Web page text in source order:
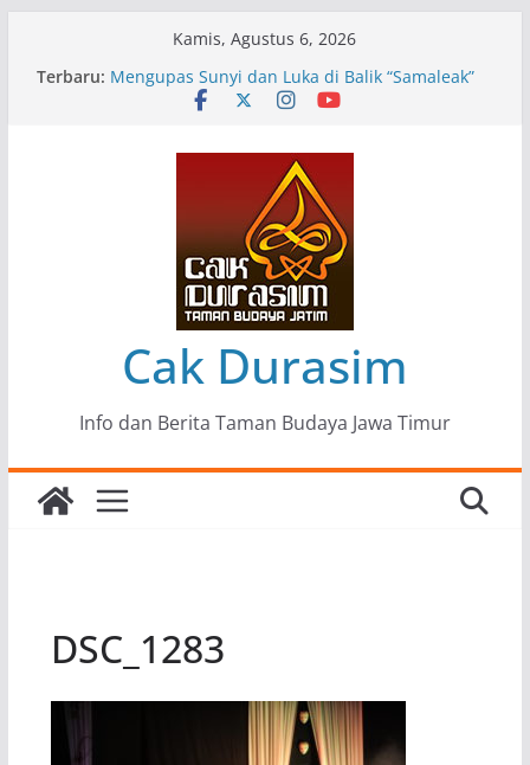
Kamis, Agustus 6, 2026
Terbaru: Pameran Lukisan Komunitas Patria Seni Rupa
Kota Blitar : Ketika “Bergerak” Menjadi Mantra
Mengupas Sunyi dan Luka di Balik “Samaleak”
Menjaga Marwah Seni dan Budaya: Catatan
Kunjungan Kerja Ir. Bambang Haryo Soekartono
(BHS) Anggota DPR RI ke Taman Budaya Jawa
Pameran Tunggal 35 Karya Agus Koecink
“Tumbang Tambang”, Ungkapan Kritis Tentang
Derita Pekerja Pertambangan
Cak Durasim
Info dan Berita Taman Budaya Jawa Timur
DSC_1283